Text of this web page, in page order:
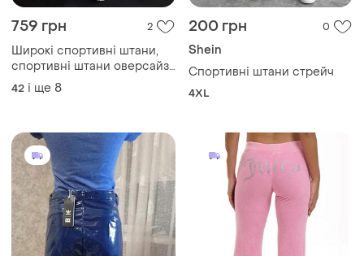
759 грн 2
Широкі спортивні штани,
спортивні штани оверсайз,
штани для танців широкі,
жіночі однотонні широкі
42 і ще 8
200 грн 0
Shein
Спортивні штани стрейч
4XL